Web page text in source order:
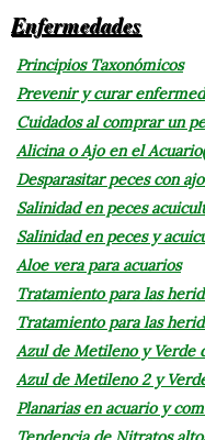
Enfermedades
Principios Taxonómicos
Prevenir y curar
Cuidados al comprar un
Alicina o Ajo en el
Desparasitar peces con
Salinidad en peces
Salinidad en peces y
Aloe vera para acuarios
Tratamiento para las
Tratamiento para las
Azul de Metileno y Verde
Azul de Metileno 2 y
Planarias en acuario y